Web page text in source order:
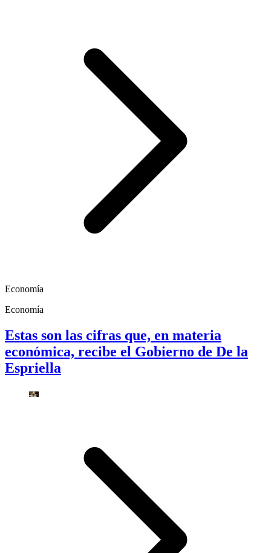
Economía
Economía
Estas son las cifras que, en materia
económica, recibe el Gobierno de De la
Espriella